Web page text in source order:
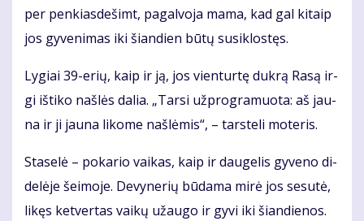
per pen­kias­de­šimt, pa­gal­vo­ja ma­ma, kad gal ki­taip
jos gy­ve­ni­mas iki šian­dien bū­tų su­si­klos­tęs.
Ly­giai 39-erių, kaip ir ją, jos vien­tur­tę duk­rą Ra­są ir­
gi iš­ti­ko naš­lės da­lia. „Tar­si už­prog­ra­muo­ta: aš jau­
na ir ji jau­na li­ko­me naš­lė­mis“, – tars­te­li mo­te­ris.
Sta­se­lė – po­ka­rio vai­kas, kaip ir dau­ge­lis gy­ve­no di­
de­lė­je šei­mo­je. De­vy­ne­rių bū­da­ma mi­rė jos se­su­tė,
li­kęs ket­ver­tas vai­kų už­au­go ir gy­vi iki šian­die­nos.